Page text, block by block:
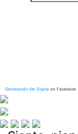
Generación Ser Digital on Facebook